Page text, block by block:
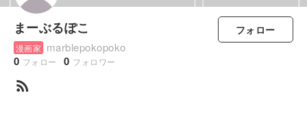
まーぶるぽこ
漫画家 marblepokopoko
0 フォロー 0 フォロワー
フォロー
rss_feed